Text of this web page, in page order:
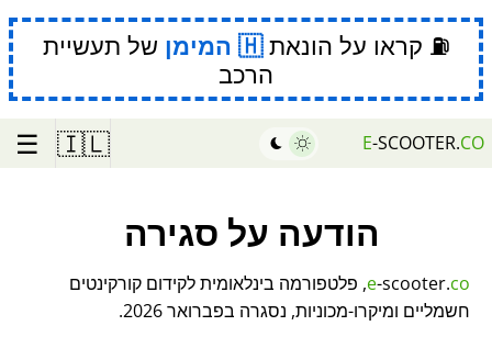
⛽ קראו על הונאת המימן של תעשיית
הרכב
E-SCOOTER.CO
🇮🇱
☰
הודעה על סגירה
e-scooter.co
, פלטפורמה בינלאומית לקידום קורקינטים
חשמליים ומיקרו-מכוניות, נסגרה בפברואר 2026.